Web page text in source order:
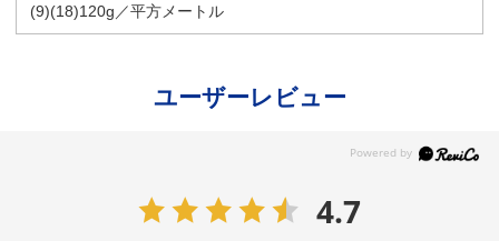
(9)(18)120g／平方メートル
ユーザーレビュー
4.7